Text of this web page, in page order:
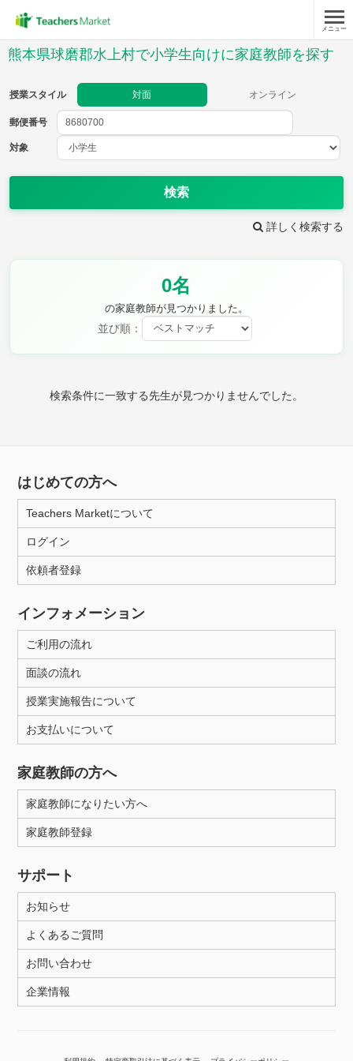
メニュー
熊本県球磨郡水上村で小学生向けに家庭教師を探す
授業スタイル 対面 オンライン
郵便番号
対象
検索
詳しく検索する
0名
の家庭教師が見つかりました。
並び順：
検索条件に一致する先生が見つかりませんでした。
郵便番号
教科
理科
保健・体育 図画工作 書写
月曜日 火曜日
所属大学
距離：15km以内
年齢：18-101歳
はじめての方へ
Teachers Marketについて
ログイン
依頼者登録
インフォメーション
ご利用の流れ
面談の流れ
授業実施報告について
お支払いについて
家庭教師の方へ
家庭教師になりたい方へ
家庭教師登録
サポート
お知らせ
よくあるご質問
お問い合わせ
企業情報